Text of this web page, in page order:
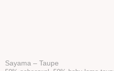
Sayama – Taupe